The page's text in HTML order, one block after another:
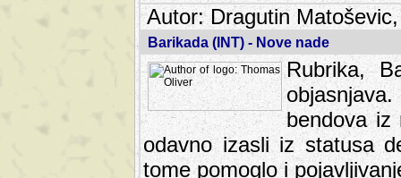
Autor: Dragutin
Barikada (INT) - Nove nade
Rubrika,
bendova iz
odavno izasli iz statusa
tome pomoglo i